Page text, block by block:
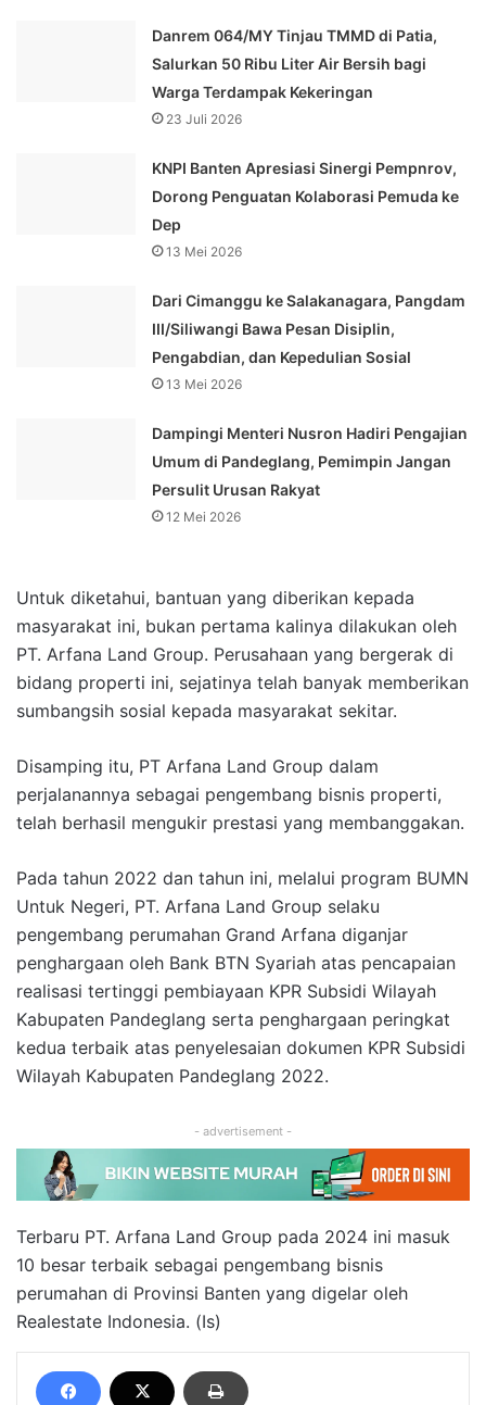
Danrem 064/MY Tinjau TMMD di Patia,
Salurkan 50 Ribu Liter Air Bersih bagi
Warga Terdampak Kekeringan
23 Juli 2026
KNPI Banten Apresiasi Sinergi Pempnrov,
Dorong Penguatan Kolaborasi Pemuda ke
Dep
13 Mei 2026
Dari Cimanggu ke Salakanagara, Pangdam
III/Siliwangi Bawa Pesan Disiplin,
Pengabdian, dan Kepedulian Sosial
13 Mei 2026
Dampingi Menteri Nusron Hadiri Pengajian
Umum di Pandeglang, Pemimpin Jangan
Persulit Urusan Rakyat
12 Mei 2026
Untuk diketahui, bantuan yang diberikan kepada
masyarakat ini, bukan pertama kalinya dilakukan oleh
PT. Arfana Land Group. Perusahaan yang bergerak di
bidang properti ini, sejatinya telah banyak memberikan
sumbangsih sosial kepada masyarakat sekitar.
Disamping itu, PT Arfana Land Group dalam
perjalanannya sebagai pengembang bisnis properti,
telah berhasil mengukir prestasi yang membanggakan.
Pada tahun 2022 dan tahun ini, melalui program BUMN
Untuk Negeri, PT. Arfana Land Group selaku
pengembang perumahan Grand Arfana diganjar
penghargaan oleh Bank BTN Syariah atas pencapaian
realisasi tertinggi pembiayaan KPR Subsidi Wilayah
Kabupaten Pandeglang serta penghargaan peringkat
kedua terbaik atas penyelesaian dokumen KPR Subsidi
Wilayah Kabupaten Pandeglang 2022.
- advertisement -
Terbaru PT. Arfana Land Group pada 2024 ini masuk
10 besar terbaik sebagai pengembang bisnis
perumahan di Provinsi Banten yang digelar oleh
Realestate Indonesia. (Is)